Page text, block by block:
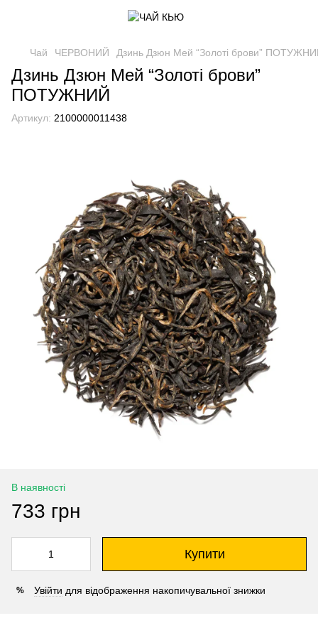
Чай ЧЕРВОНИЙ Дзинь Дзюн Мей “Золоті брови”
Дзинь Дзюн Мей “Золоті брови”
ПОТУЖНИЙ
Артикул: 2100000011438
В наявності
733 грн
Купити
% Увійти для відображення накопичувальної знижки